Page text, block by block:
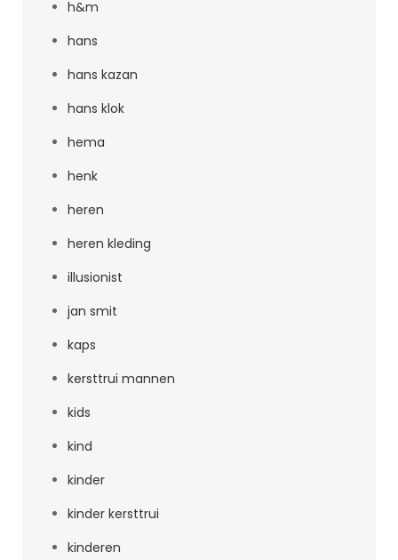
h&m
hans
hans kazan
hans klok
hema
henk
heren
heren kleding
illusionist
jan smit
kaps
kersttrui mannen
kids
kind
kinder
kinder kersttrui
kinderen